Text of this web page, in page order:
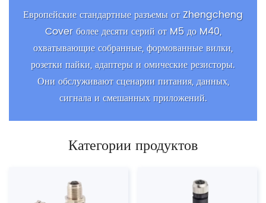
Европейские стандартные разъемы от Zhengcheng
Cover более десяти серий от M5 до M40,
охватывающие собранные, формованные вилки,
розетки пайки, адаптеры и омические резисторы.
Они обслуживают сценарии питания, данных,
сигнала и смешанных приложений.
Категории продуктов